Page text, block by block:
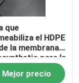
que
el HDPE
la membrana
para la
del medio
Mejor precio